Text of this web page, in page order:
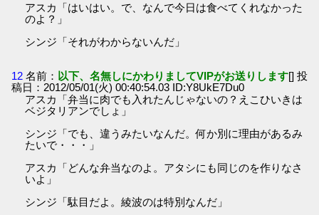
アスカ「はいはい。で、なんで今日は食べてくれなかった
のよ？」
シンジ「それがわからないんだ」
12 名前： 以下、名無しにかわりましてVIPがお送りします[] 投
稿日：2012/05/01(火) 00:40:54.03 ID:Y8UkE7Du0
アスカ「弁当に肉でも入れたんじゃないの？えこひいきは
ベジタリアンでしょ」
シンジ「でも、違うみたいなんだ。何か別に理由があるみ
たいで・・・」
アスカ「どんな弁当なのよ。アタシにも同じのを作りなさ
いよ」
シンジ「駄目だよ。綾波のは特別なんだ」